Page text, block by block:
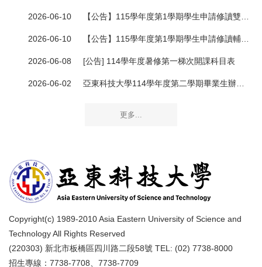
2026-06-10 【公告】115學年度第1學期學生申請修讀雙主修有關事項
2026-06-10 【公告】115學年度第1學期學生申請修讀輔系有關事項
2026-06-08 [公告] 114學年度暑修第一梯次開課科目表
2026-06-02 亞東科技大學114學年度第二學期畢業生辦理線上離校手續作業及數位證書核發驗證公告
更多...
Copyright(c) 1989-2010 Asia Eastern University of Science and
Technology All Rights Reserved
(220303) 新北市板橋區四川路二段58號 TEL: (02) 7738-8000
招生專線：7738-7708、7738-7709